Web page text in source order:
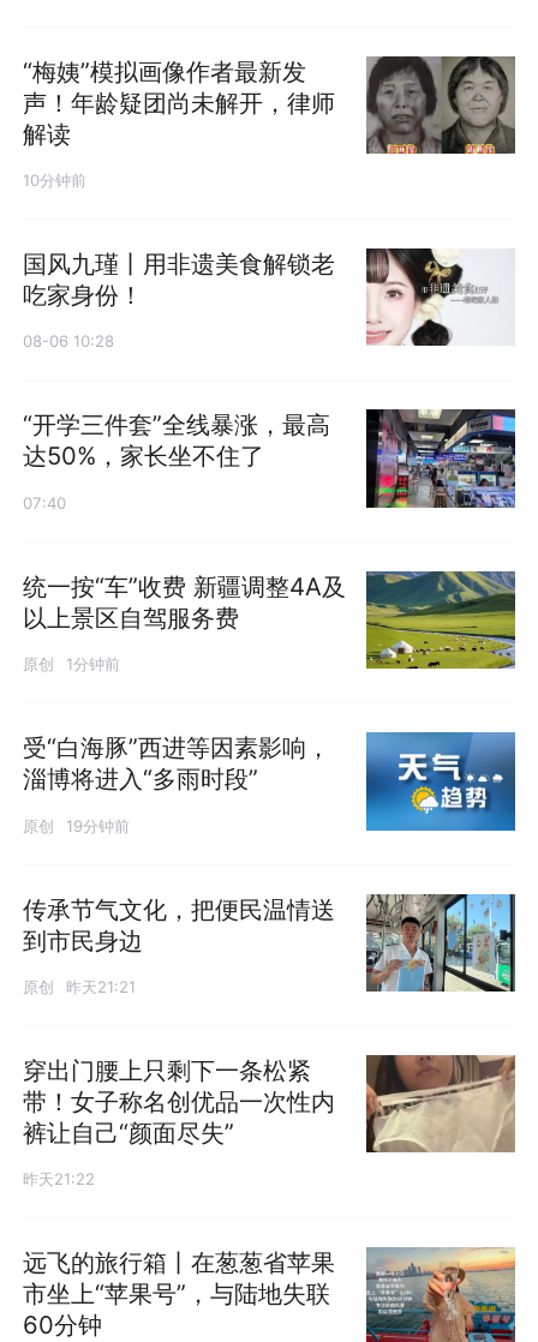
“梅姨”模拟画像作者最新发
声！年龄疑团尚未解开，律师
解读
10分钟前
国风九瑾丨用非遗美食解锁老
吃家身份！
08-06 10:28
“开学三件套”全线暴涨，最高
达50%，家长坐不住了
07:40
统一按“车”收费 新疆调整4A及
以上景区自驾服务费
原创 1分钟前
受“白海豚”西进等因素影响，
淄博将进入“多雨时段”
原创 19分钟前
传承节气文化，把便民温情送
到市民身边
原创 昨天21:21
穿出门腰上只剩下一条松紧
带！女子称名创优品一次性内
裤让自己“颜面尽失”
昨天21:22
远飞的旅行箱丨在葱葱省苹果
市坐上“苹果号”，与陆地失联
60分钟